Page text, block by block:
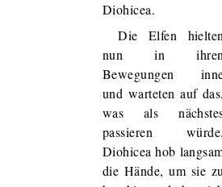
Diohicea.
Die Elfen
nun in
Bewegungen
und warteten auf
was als
passieren
Diohicea hob
die Hände, um sie